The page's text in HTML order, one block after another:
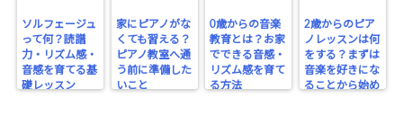
ソルフェージュ
って何？読譜
力・リズム感・
音感を育てる基
礎レッスン
家にピアノがな
くても習える？
ピアノ教室へ通
う前に準備した
いこと
0歳からの音楽
教育とは？お家
でできる音感・
リズム感を育て
る方法
2歳からのピア
ノレッスンは何
をする？まずは
音楽を好きにな
ることから始め